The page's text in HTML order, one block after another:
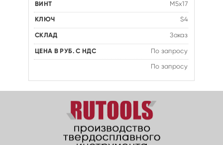
M5x17
S4
Заказ
По запросу
По запросу